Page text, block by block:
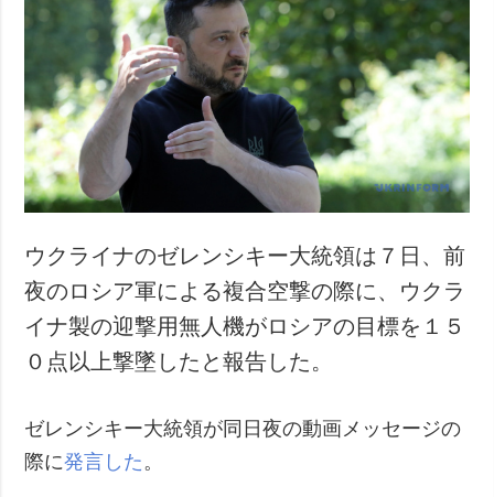
ウクライナのゼレンシキー大統領は７日、前
夜のロシア軍による複合空撃の際に、ウクラ
イナ製の迎撃用無人機がロシアの目標を１５
０点以上撃墜したと報告した。
ゼレンシキー大統領が同日夜の動画メッセージの
際に発言した 。